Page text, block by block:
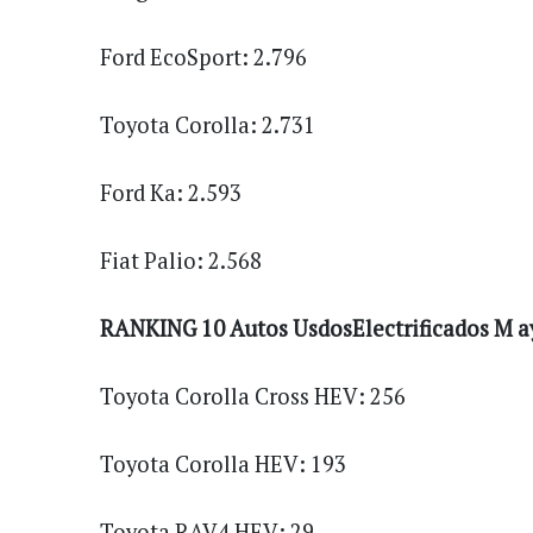
Ford EcoSport: 2.796
Toyota Corolla: 2.731
Ford Ka: 2.593
Fiat Palio: 2.568
RANKING 10 Autos UsdosElectrificados M
Toyota Corolla Cross HEV: 256
Toyota Corolla HEV: 193